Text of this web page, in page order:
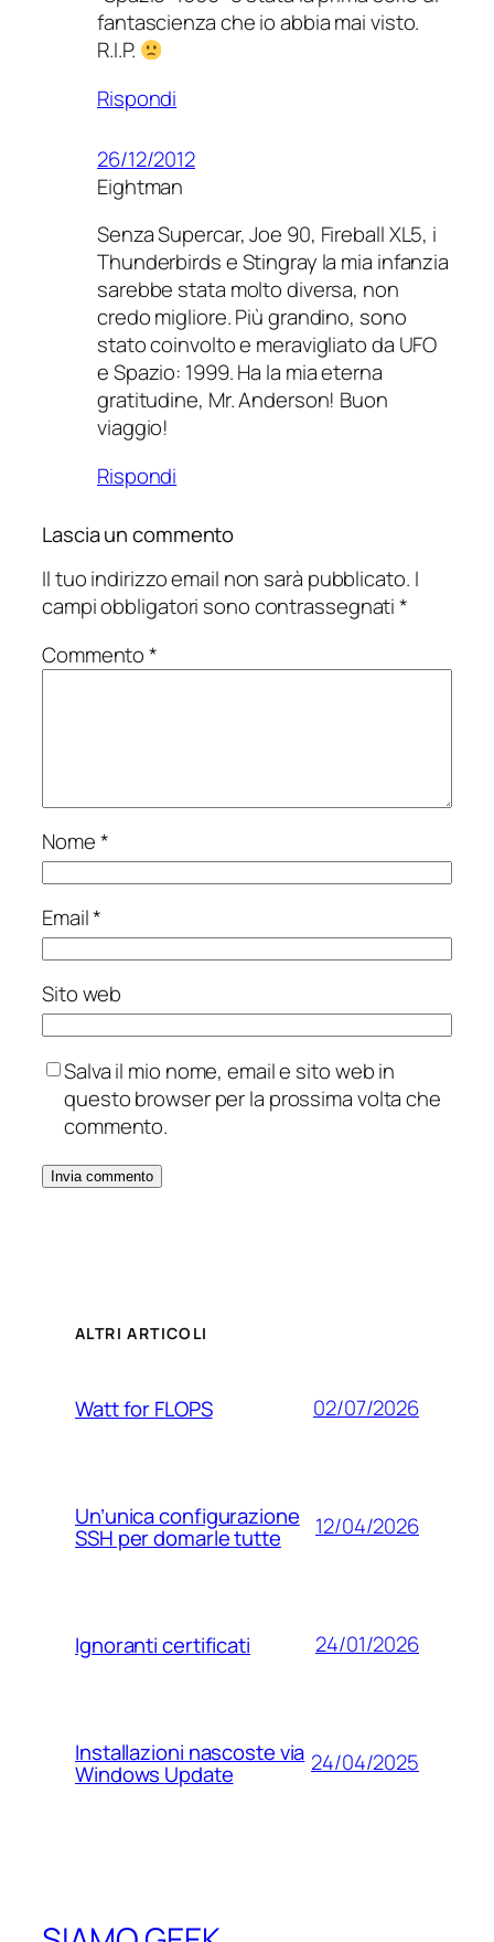
fantascienza che io abbia mai visto.
R.I.P.
Rispondi
26/12/2012
Eightman
Senza Supercar, Joe 90, Fireball XL5, i
Thunderbirds e Stingray la mia infanzia
sarebbe stata molto diversa, non
credo migliore. Più grandino, sono
stato coinvolto e meravigliato da UFO
e Spazio: 1999. Ha la mia eterna
gratitudine, Mr. Anderson! Buon
viaggio!
Rispondi
Lascia un commento
Il tuo indirizzo email non sarà pubblicato. I
campi obbligatori sono contrassegnati*
Commento*
Nome*
Email*
Sito web
Salva il mio nome, email e sito web in
questo browser per la prossima volta che
commento.
ALTRI ARTICOLI
Watt for FLOPS 02/07/2026
Un’unica configurazione
SSH per domarle tutte 12/04/2026
Ignoranti certificati 24/01/2026
Installazioni nascoste via
Windows Update 24/04/2025